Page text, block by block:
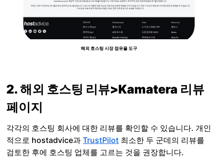
해외 호스팅 시장 점유율 도구
2. 해외 호스팅 리뷰>Kamatera 리뷰
페이지
각각의 호스팅 회사에 대한 리뷰를 확인할 수 있습니다. 개인
적으로 hostadvice과TrustPilot 최소한 두 군데의 리뷰를
검토한 후에 호스팅 업체를 고르는 것을 권장합니다.